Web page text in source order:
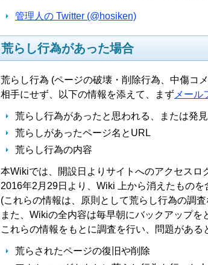
管理人の Twitter (@hosiken)
荒らし行為があった場合
荒らし行為 (ページの破壊・削除行為、中傷コ
相手にせず、以下の情報を添えて、まず メール
荒らし行為があったと思われる、または発
荒らしがあったページ名とURL
荒らし行為の内容
本Wikiでは、開設日よりサイトへのアクセスロ
2016年2月29日より、Wiki 上から消えたもの
(これらの情報は、原則として荒らし行為の調
また、Wikiの全内容は毎早朝にバックアップを
これらの情報をもとに調査を行い、問題がある
荒らされたページの復旧や削除